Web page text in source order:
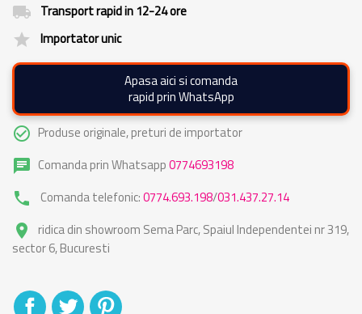
local_shipping Transport rapid in 12-24 ore
grade Importator unic
Apasa aici si comanda
rapid prin WhatsApp
check_circle_outline Produse originale, preturi de importator
chat Comanda prin Whatsapp0774693198
phone Comanda telefonic:0774.693.198/031.437.27.14
place
ridica din showroom Sema Parc, Spaiul Independentei nr 319,
sector 6, Bucuresti
DistribuitiTweet